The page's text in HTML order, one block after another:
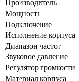
Производитель
Мощность
Подключение
Исполнение корпуса
Диапазон частот
Звуковое давление
Регулятор громкости
Материал корпуса